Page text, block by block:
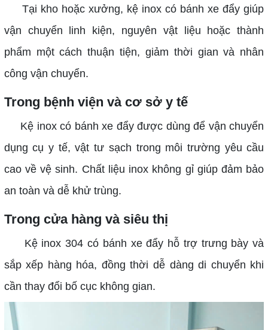
Tại kho hoặc xưởng, kệ inox có bánh xe đẩy giúp
vận chuyển linh kiện, nguyên vật liệu hoặc thành
phẩm một cách thuận tiện, giảm thời gian và nhân
công vận chuyển.
Trong bệnh viện và cơ sở y tế
Kệ inox có bánh xe đẩy được dùng để vận chuyển
dụng cụ y tế, vật tư sạch trong môi trường yêu cầu
cao về vệ sinh. Chất liệu inox không gỉ giúp đảm bảo
an toàn và dễ khử trùng.
Trong cửa hàng và siêu thị
Kệ inox 304 có bánh xe đẩy hỗ trợ trưng bày và
sắp xếp hàng hóa, đồng thời dễ dàng di chuyển khi
cần thay đổi bố cục không gian.